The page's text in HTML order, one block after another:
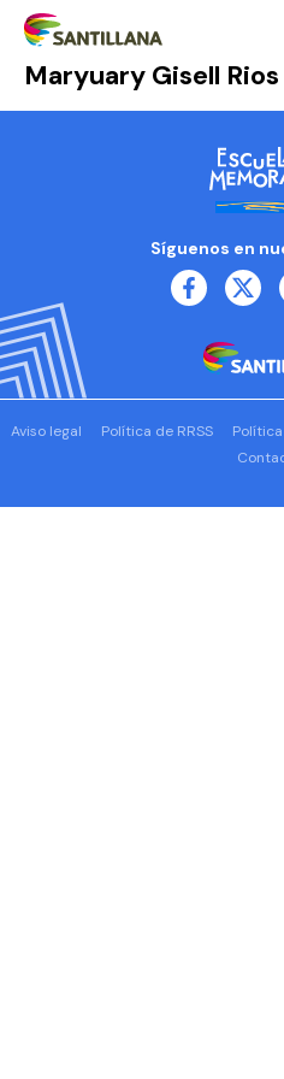
Maryuary Gisell
Síguenos en
Aviso legal Política de RRSS